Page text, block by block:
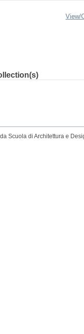
View/
Scuola di Architettura e